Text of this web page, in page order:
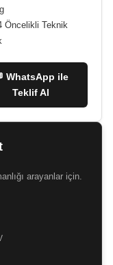
Öncelikli Teknik
WhatsApp ile
Teklif Al
arayanlar için.